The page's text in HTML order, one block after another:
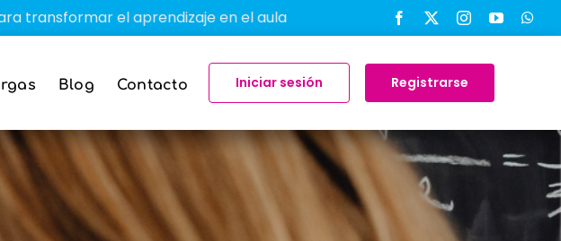
el aprendizaje en el aula - Chemix.org: La Herramienta Definitiva
Blog Contacto Iniciar sesión Registrarse